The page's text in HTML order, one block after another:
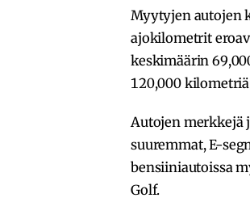
Myytyjen autojen
ajokilometrit
keskimäärin
120,000
Autojen merkkejä
suuremmat, E-
bensiiniautoissa
Golf.